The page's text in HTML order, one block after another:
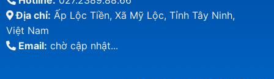
Địa chỉ: Ấp Lộc Tiền, Xã Mỹ Lộc, Tỉnh Tây Ninh,
Việt Nam
Email: chờ cập nhật...